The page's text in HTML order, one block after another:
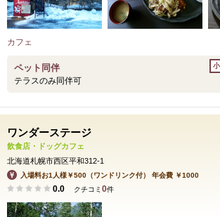
カフェ
ペット同伴
テラスのみ同伴可
ワンダーステージ
飲食店・ドッグカフェ
北海道札幌市西区平和312-1
入場料お1人様￥500（ワンドリンク付） 年会費 ￥1000
0.0 クチコミ 0件